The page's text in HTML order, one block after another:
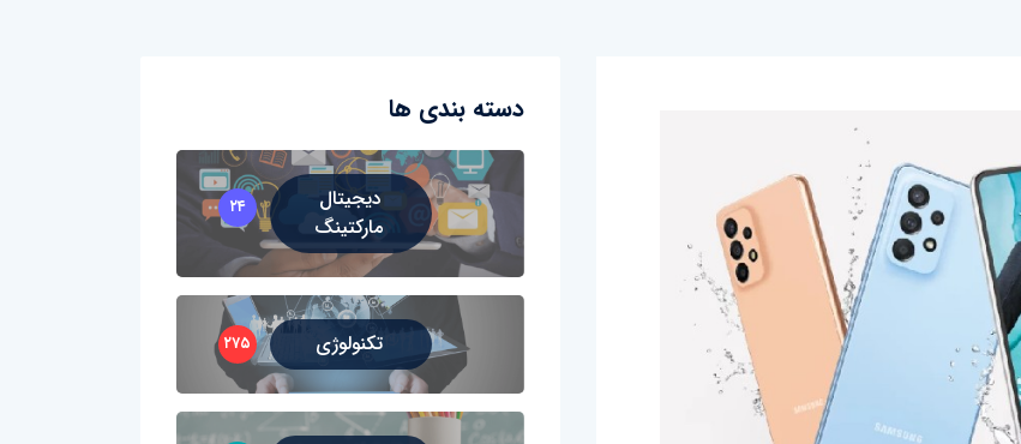
دسته بندی ها
دیجیتال
مارکتینگ
۲۴
تکنولوژی ۲۷۵